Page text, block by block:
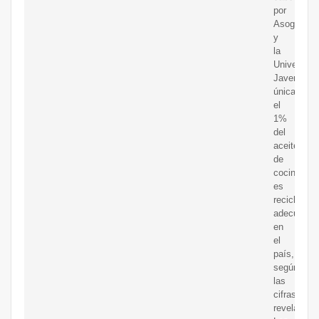
por
Asograsas
y
la
Javeriana,
el
1%
del
aceite
de
cocina
es
reciclado
en
el
país,
según
las
cifras
reveladas.